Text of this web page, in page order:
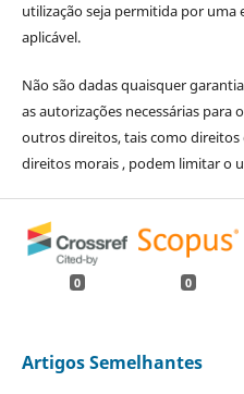
utilização seja permitida por uma
aplicável.
Não são dadas quaisquer
as autorizações necessárias
outros direitos, tais como
direitos morais , podem limitar o
0 0
Artigos Semelhantes